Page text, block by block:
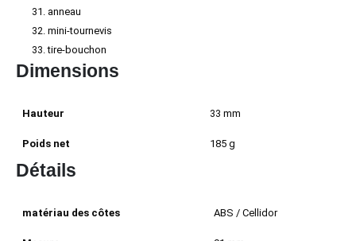
anneau
mini-tournevis
tire-bouchon
Dimensions
Hauteur 33 mm
Poids net 185 g
Détails
matériau des côtes ABS / Cellidor